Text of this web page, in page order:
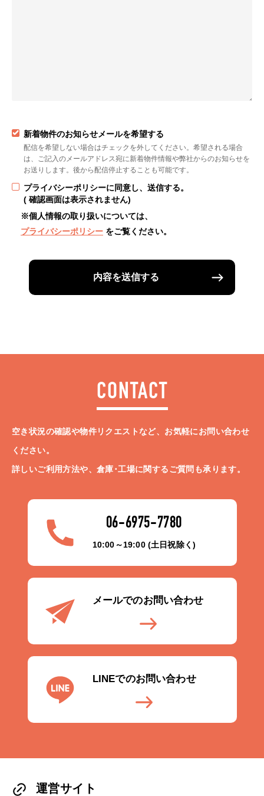
新着物件のお知らせメールを希望する
配信を希望しない場合はチェックを外してください。希望される場合
は、ご記入のメールアドレス宛に新着物件情報や弊社からのお知らせを
お送りします。後から配信停止することも可能です。
プライバシーポリシーに同意し、送信する。
( 確認画面は表示されません)
※個人情報の取り扱いについては、
プライバシーポリシー をご覧ください。
内容を送信する
CONTACT
空き状況の確認や物件リクエストなど、お気軽にお問い合わせ
ください。
詳しいご利用方法や、倉庫･工場に関するご質問も承ります。
06-6975-7780
10:00～19:00 (土日祝除く)
メールでのお問い合わせ
LINEでのお問い合わせ
運営サイト